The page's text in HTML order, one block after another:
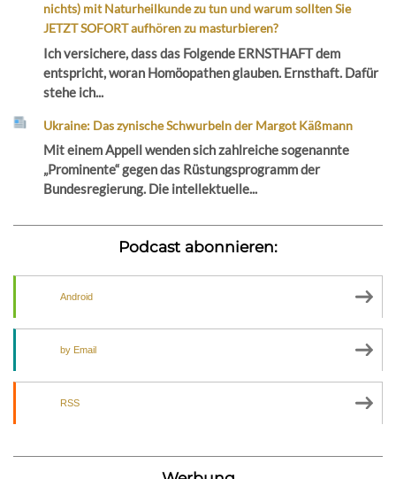
nichts) mit Naturheilkunde zu tun und warum sollten Sie
JETZT SOFORT aufhören zu masturbieren?
Ich versichere, dass das Folgende ERNSTHAFT dem
entspricht, woran Homöopathen glauben. Ernsthaft. Dafür
stehe ich...
Ukraine: Das zynische Schwurbeln der Margot Käßmann
Mit einem Appell wenden sich zahlreiche sogenannte
„Prominente“ gegen das Rüstungsprogramm der
Bundesregierung. Die intellektuelle...
Podcast abonnieren:
Android
by Email
RSS